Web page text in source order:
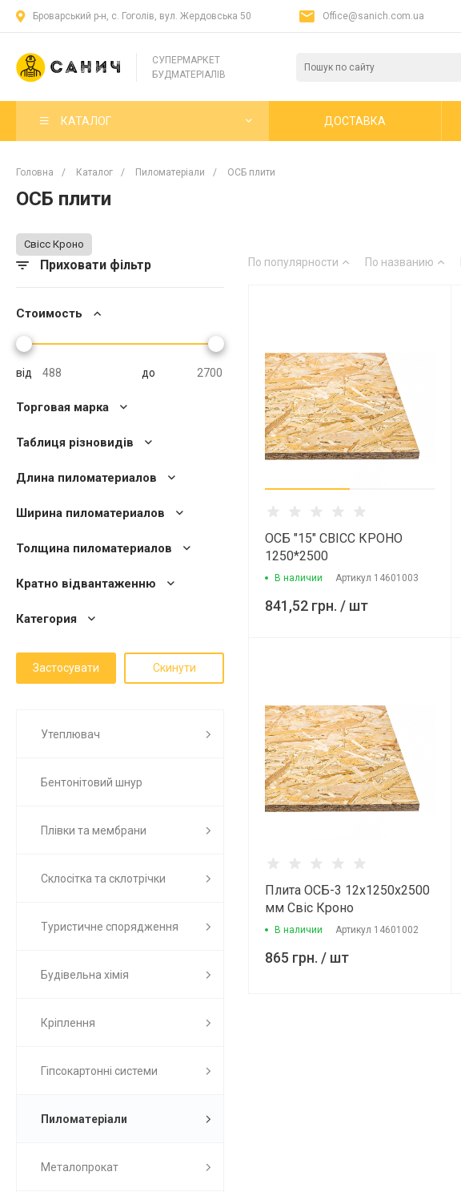
Броварський р-н, с. Гоголів, вул. Жердовська 50 Office@sanich.com.ua
СУПЕРМАРКЕТ
БУДМАТЕРІАЛІВ
КАТАЛОГ ДОСТАВКА
Головна / Каталог / Пиломатеріали / ОСБ плити
ОСБ плити
Свісс Кроно
Приховати фільтр
Стоимость
від до
Торговая марка
Таблиця різновидів
Длина пиломатериалов
Ширина пиломатериалов
Толщина пиломатериалов
Кратно відвантаженню
Категория
Утеплювач
Бентонітовий шнур
Плівки та мембрани
Склосітка та склотрічки
Туристичне спорядження
Будівельна хімія
Кріплення
Гіпсокартонні системи
Пиломатеріали
Металопрокат
По популярности По названию
ОСБ "15" СВІСС КРОНО
1250*2500
В наличии Артикул 14601003
841,52 грн. / шт
Плита ОСБ-3 12х1250х2500
мм Свіс Кроно
В наличии Артикул 14601002
865 грн. / шт